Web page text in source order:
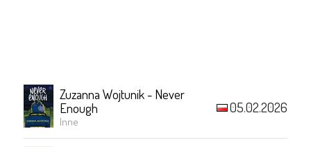
Zuzanna Wojtunik - Never
Enough
Inne
05.02.2026